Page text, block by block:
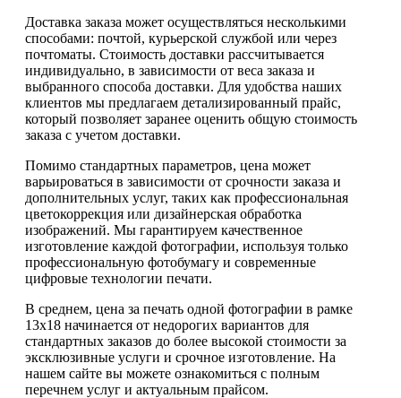
Доставка заказа может осуществляться несколькими
способами: почтой, курьерской службой или через
почтоматы. Стоимость доставки рассчитывается
индивидуально, в зависимости от веса заказа и
выбранного способа доставки. Для удобства наших
клиентов мы предлагаем детализированный прайс,
который позволяет заранее оценить общую стоимость
заказа с учетом доставки.
Помимо стандартных параметров, цена может
варьироваться в зависимости от срочности заказа и
дополнительных услуг, таких как профессиональная
цветокоррекция или дизайнерская обработка
изображений. Мы гарантируем качественное
изготовление каждой фотографии, используя только
профессиональную фотобумагу и современные
цифровые технологии печати.
В среднем, цена за печать одной фотографии в рамке
13х18 начинается от недорогих вариантов для
стандартных заказов до более высокой стоимости за
эксклюзивные услуги и срочное изготовление. На
нашем сайте вы можете ознакомиться с полным
перечнем услуг и актуальным прайсом.